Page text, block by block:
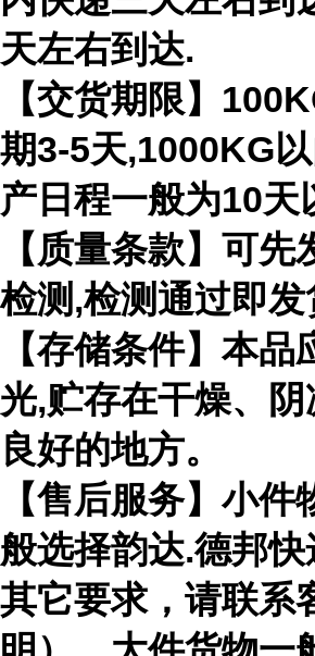
天左右到达.
【交货期限】
期3-5天,1000KG
产日程一般为10天
【质量条款】可先
检测,检测通过即发
【存储条件】本品
光,贮存在干燥、
良好的地方。
【售后服务】小件
般选择韵达.德邦
其它要求，请联系